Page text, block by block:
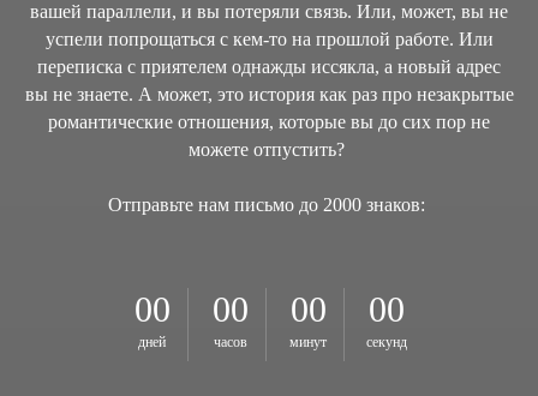
вашей параллели, и вы потеряли связь. Или, может, вы не
успели попрощаться с кем-то на прошлой работе. Или
переписка с приятелем однажды иссякла, а новый адрес
вы не знаете. А может, это история как раз про незакрытые
романтические отношения, которые вы до сих пор не
можете отпустить?
Отправьте нам письмо до 2000 знаков:
00
дней
00
часов
00
минут
00
секунд